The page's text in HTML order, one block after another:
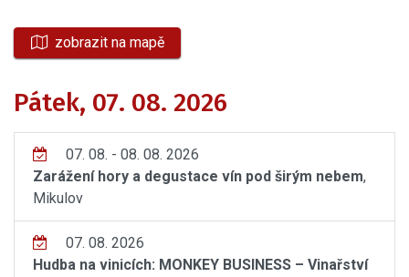
zobrazit na mapě
Pátek, 07. 08. 2026
07. 08. - 08. 08. 2026
Zarážení hory a degustace vín pod širým nebem,
Mikulov
07. 08. 2026
Hudba na vinicích: MONKEY BUSINESS – Vinařství